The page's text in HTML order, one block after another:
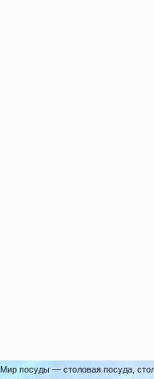
Мир посуды — столовая посуда,